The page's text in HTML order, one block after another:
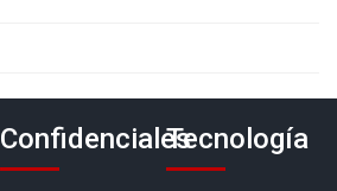
ConfidencialesTecnología